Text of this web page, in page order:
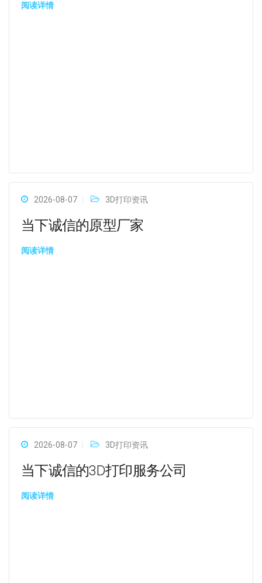
阅读详情
2026-08-07 3D打印资讯
当下诚信的原型厂家
阅读详情
2026-08-07 3D打印资讯
当下诚信的3D打印服务公司
阅读详情